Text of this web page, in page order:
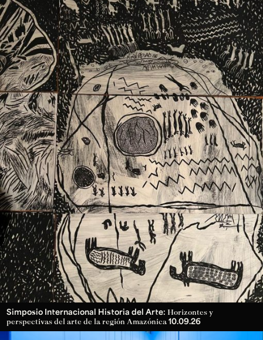
Configuración de cookies
Universidad de los Andes | Vigilada Mineducación.
Reconocimiento como universidad: Decreto 1297 del 30
de mayo de 1964. Reconocimiento de personería jurídica:
Resolución 28 del 23 de febrero de 1949, Minjusticia.
Acreditación institucional de alta calidad, 10 años:
Resolución 000194 del 16 de enero del 2025.
Ext. 2626
Posgrados
Ext. 4925
Educación
Continua
Ext. 4795
Simposio Internacional Historia del Arte: Horizontes y
perspectivas del arte de la región Amazónica 10.09.26